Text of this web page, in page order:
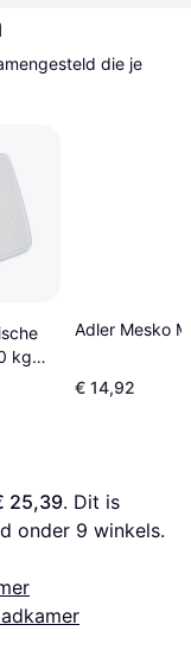
die je
kg
Adler Mesko
€ 14,92
25,39. Dit is
onder 9 winkels.